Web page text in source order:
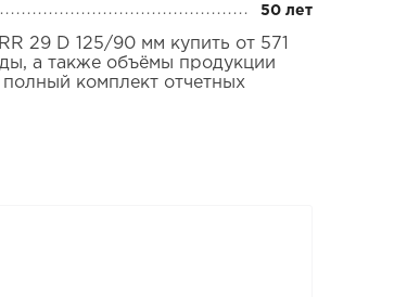
50 лет
29 D 125/90 мм купить от 571
а также объёмы продукции
полный комплект отчетных